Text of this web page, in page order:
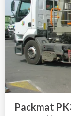
Packmat